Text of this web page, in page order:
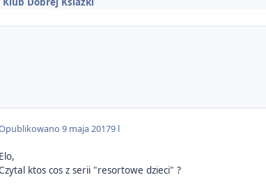
9 maja 20179 l
Elo,
ktos cos z serii "resortowe dzieci" ?